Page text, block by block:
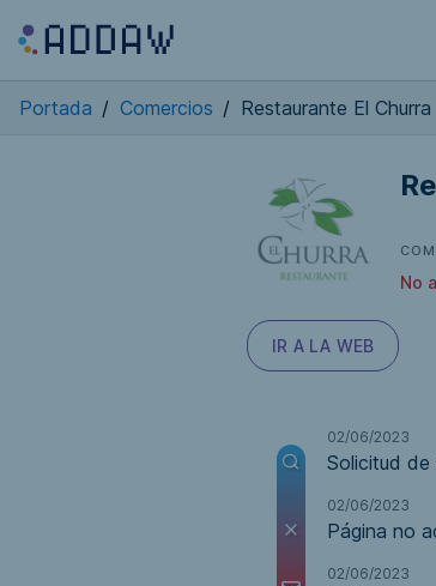
Portada / Comercios / Restaurante El Churra
No
IR A LA WEB
02/06/2023
Solicitud de
02/06/2023
Página no
02/06/2023